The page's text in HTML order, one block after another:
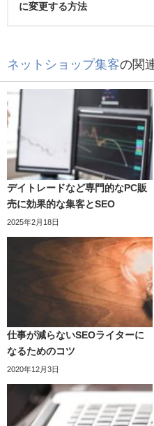
に変更する方法
ネットショップ集客の関
デイトレードなど専門的なPC販
売に効果的な集客とSEO
2025年2月18日
仕事が減らないSEOライターに
なるためのコツ
2020年12月3日